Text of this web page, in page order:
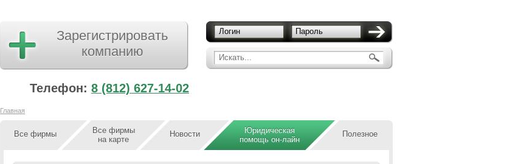
Искать...
Логин Пароль
Зарегистрировать
компанию
Телефон: 8 (812) 627-14-02
Главная
Все фирмы
Все фирмы
на карте
Новости
Юридическая
помощь он-лайн
Полезное